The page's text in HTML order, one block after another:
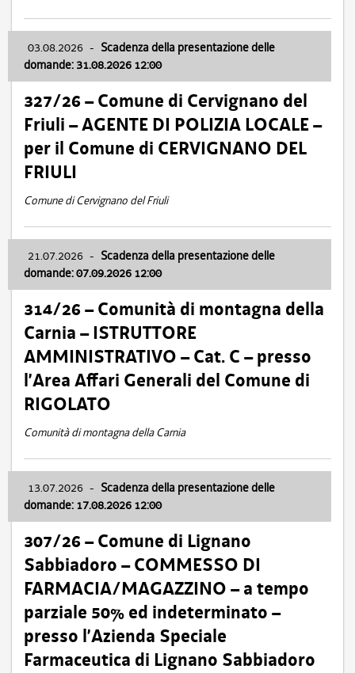
03.08.2026 - Scadenza della presentazione delle
domande: 31.08.2026 12:00
327/26 – Comune di Cervignano del
Friuli – AGENTE DI POLIZIA LOCALE –
per il Comune di CERVIGNANO DEL
FRIULI
Comune di Cervignano del Friuli
21.07.2026 - Scadenza della presentazione delle
domande: 07.09.2026 12:00
314/26 – Comunità di montagna della
Carnia – ISTRUTTORE
AMMINISTRATIVO – Cat. C – presso
l’Area Affari Generali del Comune di
RIGOLATO
Comunità di montagna della Carnia
13.07.2026 - Scadenza della presentazione delle
domande: 17.08.2026 12:00
307/26 – Comune di Lignano
Sabbiadoro – COMMESSO DI
FARMACIA/MAGAZZINO – a tempo
parziale 50% ed indeterminato –
presso l’Azienda Speciale
Farmaceutica di Lignano Sabbiadoro